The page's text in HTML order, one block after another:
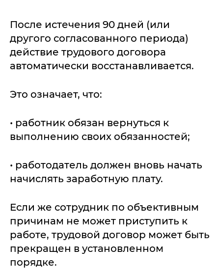
После истечения 90 дней (или
другого согласованного периода)
действие трудового договора
автоматически восстанавливается.
Это означает, что:
• работник обязан вернуться к
выполнению своих обязанностей;
• работодатель должен вновь начать
начислять заработную плату.
Если же сотрудник по объективным
причинам не может приступить к
работе, трудовой договор может быть
прекращен в установленном
порядке.